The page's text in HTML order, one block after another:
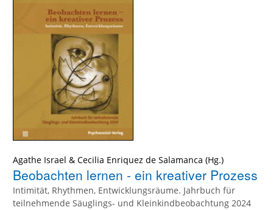
Agathe Israel & Cecilia Enriquez de Salamanca
Beobachten lernen - ein kreativer Prozess
Intimität, Rhythmen, Entwicklungsräume. Jahrbuch für
teilnehmende Säuglings- und Kleinkindbeobachtung 2024